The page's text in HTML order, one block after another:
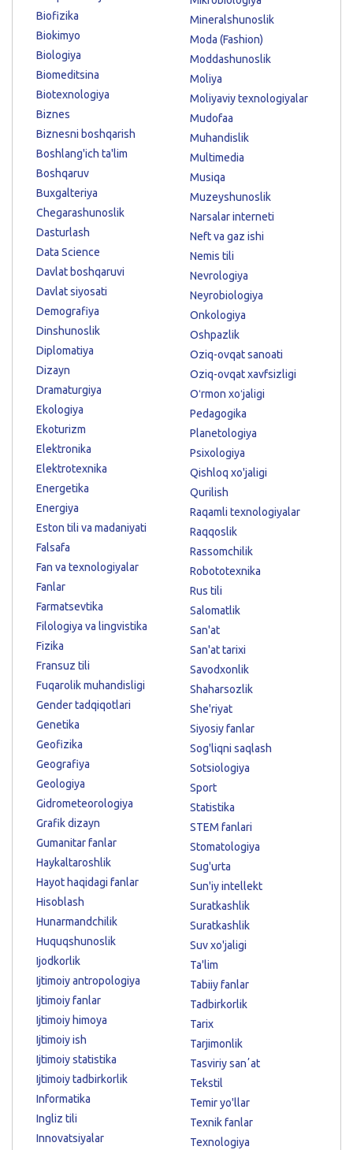
Biofizika
Biokimyo
Biologiya
Biomeditsina
Biotexnologiya
Biznes
Biznesni boshqarish
Boshlang'ich ta'lim
Boshqaruv
Buxgalteriya
Chegarashunoslik
Dasturlash
Data Science
Davlat boshqaruvi
Davlat siyosati
Demografiya
Dinshunoslik
Diplomatiya
Dizayn
Dramaturgiya
Ekologiya
Ekoturizm
Elektronika
Elektrotexnika
Energetika
Energiya
Eston tili va madaniyati
Falsafa
Fan va texnologiyalar
Fanlar
Farmatsevtika
Filologiya va lingvistika
Fizika
Fransuz tili
Fuqarolik muhandisligi
Gender tadqiqotlari
Genetika
Geofizika
Geografiya
Geologiya
Gidrometeorologiya
Grafik dizayn
Gumanitar fanlar
Haykaltaroshlik
Hayot haqidagi fanlar
Hisoblash
Hunarmandchilik
Huquqshunoslik
Ijodkorlik
Ijtimoiy antropologiya
Ijtimoiy fanlar
Ijtimoiy himoya
Ijtimoiy ish
Ijtimoiy statistika
Ijtimoiy tadbirkorlik
Informatika
Ingliz tili
Innovatsiyalar
Mineralshunoslik
Moda (Fashion)
Moddashunoslik
Moliya
Moliyaviy texnologiyalar
Mudofaa
Muhandislik
Multimedia
Musiqa
Muzeyshunoslik
Narsalar interneti
Neft va gaz ishi
Nemis tili
Nevrologiya
Neyrobiologiya
Onkologiya
Oshpazlik
Oziq-ovqat sanoati
Oziq-ovqat xavfsizligi
Oʻrmon xoʻjaligi
Pedagogika
Planetologiya
Psixologiya
Qishloq xo'jaligi
Qurilish
Raqamli texnologiyalar
Raqqoslik
Rassomchilik
Robototexnika
Rus tili
Salomatlik
San'at
San'at tarixi
Savodxonlik
Shaharsozlik
She'riyat
Siyosiy fanlar
Sog'liqni saqlash
Sotsiologiya
Sport
Statistika
STEM fanlari
Stomatologiya
Sug'urta
Sun'iy intellekt
Suratkashlik
Suratkashlik
Suv xo'jaligi
Ta'lim
Tabiiy fanlar
Tadbirkorlik
Tarix
Tarjimonlik
Tasviriy sanʼat
Tekstil
Temir yo'llar
Texnik fanlar
Texnologiya